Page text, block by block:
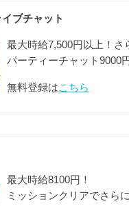
ブチャット
最大時給7,500円以上！さ
パーティーチャット9000
無料登録はこちら
最大時給8100円！
ミッションクリアでさら